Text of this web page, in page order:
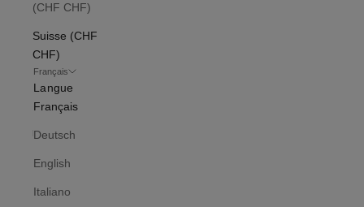
(CHF CHF)
Suisse (CHF
CHF)
Français
Langue
Français
Deutsch
English
Italiano